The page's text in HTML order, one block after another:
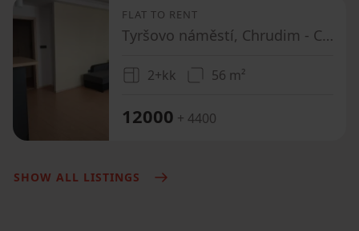
FLAT TO RENT
Tyršovo náměstí, Chrudim - Chrudim, Pardubický Region
2+kk 56 m²
12000 + 4400
SHOW ALL LISTINGS